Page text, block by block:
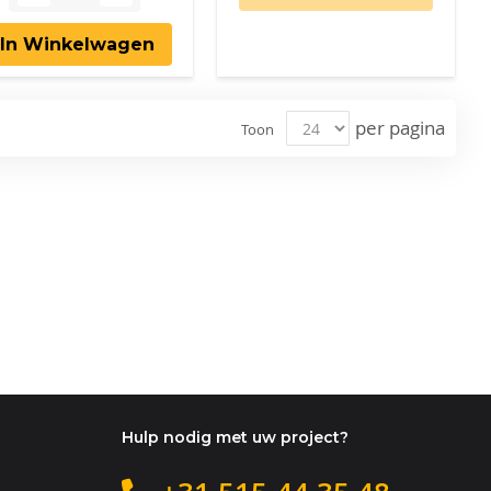
In Winkelwagen
Toon per pagina
Hulp nodig met uw project?